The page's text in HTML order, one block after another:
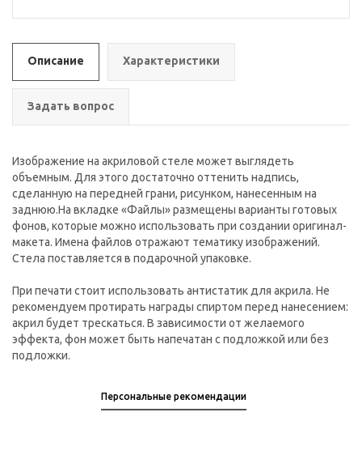
Описание Характеристики
Задать вопрос
Изображение на акриловой стеле может выглядеть
объемным. Для этого достаточно оттенить надпись,
сделанную на передней грани, рисунком, нанесенным на
заднюю.На вкладке «Файлы» размещены варианты готовых
фонов, которые можно использовать при создании оригинал-
макета. Имена файлов отражают тематику изображений.
Стела поставляется в подарочной упаковке.
При печати стоит использовать антистатик для акрила. Не
рекомендуем протирать награды спиртом перед нанесением:
акрил будет трескаться. В зависимости от желаемого
эффекта, фон может быть напечатан с подложкой или без
подложки.
Персональные рекомендации